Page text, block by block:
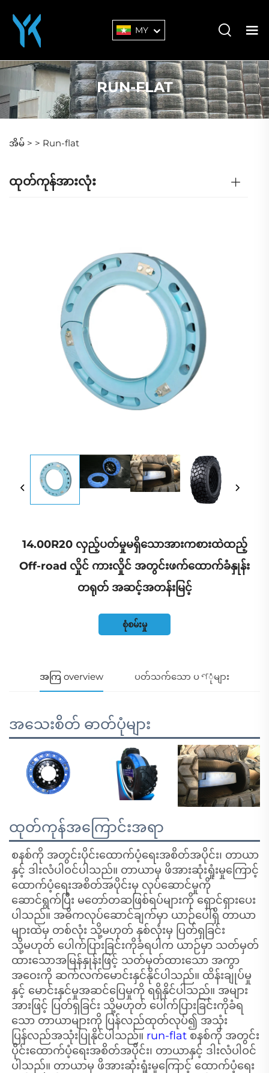
MY
RUN-FLAT
အိမ် > > Run-flat
ထုတ်ကုန်အားလုံး
14.00R20 လှည့်ပတ်မှုမရှိသောအားကစားထဲထည့်
Off-road လှိုင် ကားလှိုင် အတွင်းဖက်ထောက်ခံနှုန်း
တရုတ် အဆင့်အတန်းမြင့်
စုံစမ်းမှု
အကြ overview ပတ်သက်သော ပণုံများ
အသေးစိတ် ဓာတ်ပုံများ
ထုတ်ကုန်အကြောင်းအရာ
စနစ်ကို အတွင်းပိုင်းထောက်ပံ့ရေးအစိတ်အပိုင်း၊ တာယာ
နှင့် ဒါးလံပါဝင်ပါသည်။ တာယာမှ ဖိအားဆုံးရှုံးမှုကြောင့်
ထောက်ပံ့ရေးအစိတ်အပိုင်းမှ လုပ်ဆောင်မှုကို
ဆောင်ရွက်ပြီး မတော်တဆဖြစ်ရပ်များကို ရှောင်ရှားပေး
ပါသည်။ အဓိကလုပ်ဆောင်ချက်မှာ ယာဉ်ပေါ်ရှိ တာယာ
များထဲမှ တစ်လုံး သို့မဟုတ် နှစ်လုံးမှ ပြတ်ရှခြင်း
သို့မဟုတ် ပေါက်ပြားခြင်းကိုခံရပါက ယာဉ်မှာ သတ်မှတ်
ထားသောအမြန်နှုန်းဖြင့် သတ်မှတ်ထားသော အကွာ
အဝေးကို ဆက်လက်မောင်းနှင်နိုင်ပါသည်။ ထိန်းချုပ်မှု
နှင့် မောင်းနှင်မှုအဆင်ပြေမှုကို ရရှိနိုင်ပါသည်။ အများ
အားဖြင့် ပြတ်ရှခြင်း သို့မဟုတ် ပေါက်ပြားခြင်းကိုခံရ
သော တာယာများကို ပြန်လည်ထုတ်လုပ်၍ အသုံး
ပြန်လည်အသုံးပြုနိုင်ပါသည်။ run-flat စနစ်ကို အတွင်း
ပိုင်းထောက်ပံ့ရေးအစိတ်အပိုင်း၊ တာယာနှင့် ဒါးလံပါဝင်
ပါသည်။ တာယာမှ ဖိအားဆုံးရှုံးမှုကြောင့် ထောက်ပံ့ရေး